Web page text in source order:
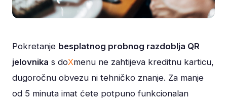
Pokretanje besplatnog probnog razdoblja QR
jelovnika s doXmenu ne zahtijeva kreditnu karticu,
dugoročnu obvezu ni tehničko znanje. Za manje
od 5 minuta imat ćete potpuno funkcionalan